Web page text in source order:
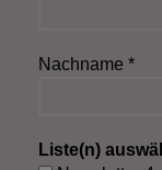
Nachname *
Liste(n)